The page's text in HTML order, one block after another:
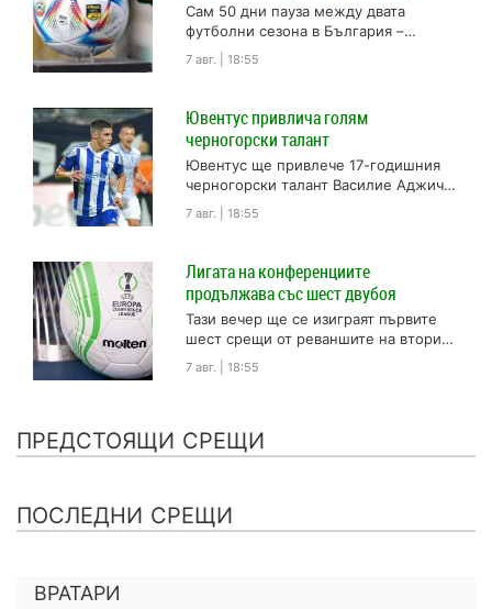
Сам 50 дни пауза между двата
футболни сезона в България –
кампанията 2024/25 в efbet Лига
започва днес с двубоя...
7 авг. | 18:55
Ювентус привлича голям
черногорски талант
Ювентус ще привлече 17-годишния
черногорски талант Василие Аджич
за сумата от 5 млн. евро, съобщата
Скай Спортс. Преговорите между
7 авг. | 18:55
Лигата на конференциите
продължава със шест двубоя
Тази вечер ще се изиграят първите
шест срещи от реваншите на втория
квалификационен етап от
надпреварата за Лигата на
7 авг. | 18:55
ПРЕДСТОЯЩИ СРЕЩИ
ПОСЛЕДНИ СРЕЩИ
ВРАТАРИ